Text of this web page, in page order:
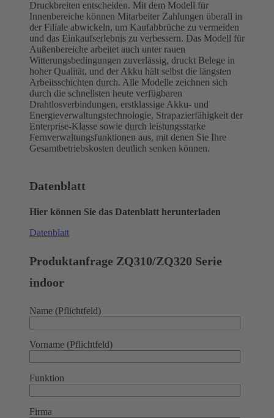
Druckbreiten entscheiden. Mit dem Modell für
Innenbereiche können Mitarbeiter Zahlungen überall in
der Filiale abwickeln, um Kaufabbrüche zu vermeiden
und das Einkaufserlebnis zu verbessern. Das Modell für
Außenbereiche arbeitet auch unter rauen
Witterungsbedingungen zuverlässig, druckt Belege in
hoher Qualität, und der Akku hält selbst die längsten
Arbeitsschichten durch. Alle Modelle zeichnen sich
durch die schnellsten heute verfügbaren
Drahtlosverbindungen, erstklassige Akku- und
Energieverwaltungstechnologie, Strapazierfähigkeit der
Enterprise-Klasse sowie durch leistungsstarke
Fernverwaltungsfunktionen aus, mit denen Sie Ihre
Gesamtbetriebskosten deutlich senken können.
Datenblatt
Hier können Sie das Datenblatt herunterladen
Datenblatt
Produktanfrage ZQ310/ZQ320 Serie
indoor
Name (Pflichtfeld)
Vorname (Pflichtfeld)
Funktion
Firma